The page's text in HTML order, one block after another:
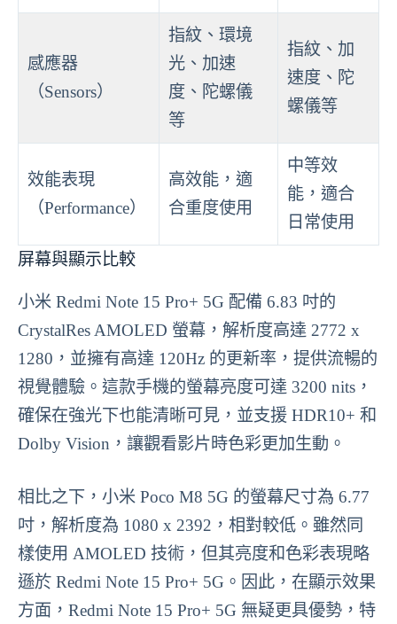
感應器
（Sensors）
指紋、環境
光、加速
度、陀螺儀
等
指紋、加
速度、陀
螺儀等
效能表現
（Performance）
高效能，適
合重度使用
中等效
能，適合
日常使用
屏幕與顯示比較
小米 Redmi Note 15 Pro+ 5G 配備 6.83 吋的
CrystalRes AMOLED 螢幕，解析度高達 2772 x
1280，並擁有高達 120Hz 的更新率，提供流暢的
視覺體驗。這款手機的螢幕亮度可達 3200 nits，
確保在強光下也能清晰可見，並支援 HDR10+ 和
Dolby Vision，讓觀看影片時色彩更加生動。
相比之下，小米 Poco M8 5G 的螢幕尺寸為 6.77
吋，解析度為 1080 x 2392，相對較低。雖然同
樣使用 AMOLED 技術，但其亮度和色彩表現略
遜於 Redmi Note 15 Pro+ 5G。因此，在顯示效果
方面，Redmi Note 15 Pro+ 5G 無疑更具優勢，特